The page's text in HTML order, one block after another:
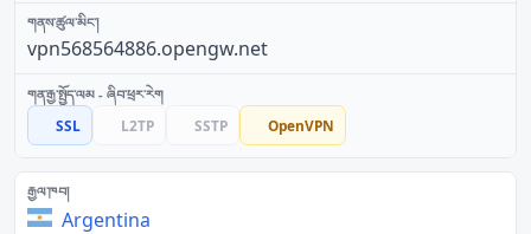
vpn568564886.opengw.net
SSL L2TP SSTP OpenVPN
Argentina